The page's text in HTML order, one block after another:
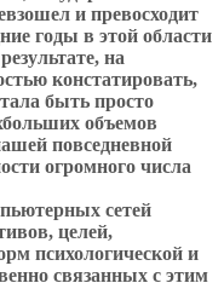
и превосходит
годы в этой области
на
констатировать,
быть просто
объемов
повседневной
огромного числа
сетей
целей,
психологической и
связанных с этим